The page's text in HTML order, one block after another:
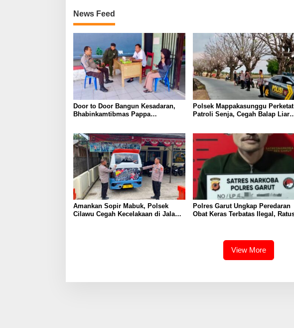
News Feed
Door to Door Bangun Kesadaran,
Bhabinkamtibmas Pappa
Polsek Mappakasunggu Perketat
Patroli Senja, Cegah Balap Liar
Amankan Sopir Mabuk, Polsek
Cilawu Cegah Kecelakaan di Jalan
Polres Garut Ungkap Peredaran
Obat Keras Terbatas Ilegal,
View More